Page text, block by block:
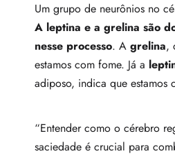
Um grupo de neurônios no
A leptina e a grelina são
nesse processo. A grelina,
estamos com fome. Já a
adiposo, indica que estamos
“Entender como o cérebro
saciedade é crucial para